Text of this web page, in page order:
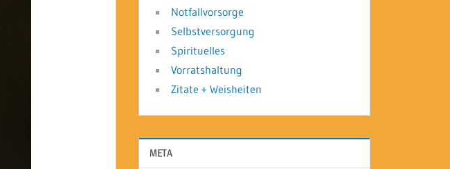
Notfallvorsorge
Selbstversorgung
Spirituelles
Vorratshaltung
Zitate + Weisheiten
META